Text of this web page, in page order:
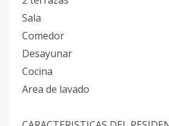
Sala
Comedor
Desayunar
Cocina
Area de lavado